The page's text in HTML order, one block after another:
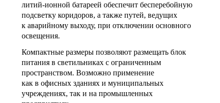
литий-ионной батареей обеспечит бесперебойную
подсветку коридоров, а также путей, ведущих
к аварийному выходу, при отключении основного
освещения.
Компактные размеры позволяют размещать блок
питания в светильниках с ограниченным
пространством. Возможно применение
как в офисных зданиях и муниципальных
учреждениях, так и на промышленных